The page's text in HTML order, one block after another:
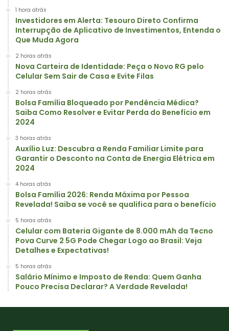
1 hora atrás
Investidores em Alerta: Tesouro Direto Confirma
Interrupção de Aplicativo de Investimentos, Entenda o
Que Muda Agora
2 horas atrás
Nova Carteira de Identidade: Peça o Novo RG pelo
Celular Sem Sair de Casa e Evite Filas
2 horas atrás
Bolsa Família Bloqueado por Pendência Médica?
Saiba Como Resolver e Evitar Perda do Benefício em
2024
3 horas atrás
Auxílio Luz: Descubra a Renda Familiar Limite para
Garantir o Desconto na Conta de Energia Elétrica em
2024
4 horas atrás
Bolsa Família 2026: Renda Máxima por Pessoa
Revelada! Saiba se você se qualifica para o benefício
5 horas atrás
Celular com Bateria Gigante de 8.000 mAh da Tecno
Pova Curve 2 5G Pode Chegar Logo ao Brasil: Veja
Detalhes e Expectativas!
5 horas atrás
Salário Mínimo e Imposto de Renda: Quem Ganha
Pouco Precisa Declarar? A Verdade Revelada!